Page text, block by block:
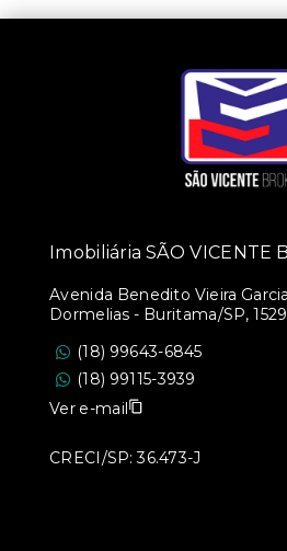
Imobiliária SÃO VICENTE
Avenida Benedito Vieira
Dormelias - Buritama/SP,
(18) 99643-6845
(18) 99115-3939
Ver e-mail
CRECI/SP: 36.473-J